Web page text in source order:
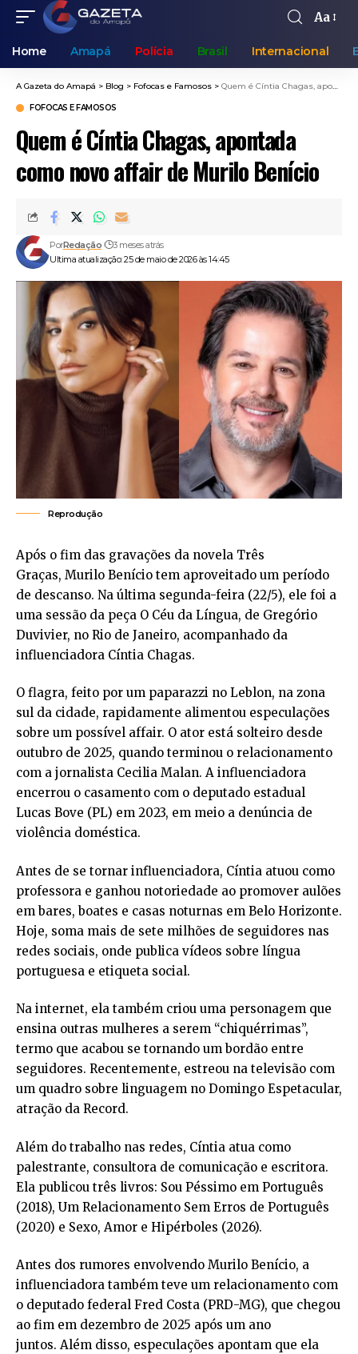
Aa
Home Amapá Polícia Brasil Internacional
A Gazeta do Amapá > Blog > Fofocas e Famosos > Quem é Cíntia Chagas, apontada como novo affair de Murilo Benício
FOFOCAS E FAMOSOS
Quem é Cíntia Chagas, apontada
como novo affair de Murilo Benício
Ultima atualização: 25 de maio de 2026 às 14:45
PorRedação 3 meses atrás
Reprodução
Após o fim das gravações da novela Três
Graças, Murilo Benício tem aproveitado um período
de descanso. Na última segunda-feira (22/5), ele foi a
uma sessão da peça O Céu da Língua, de Gregório
Duvivier, no Rio de Janeiro, acompanhado da
influenciadora Cíntia Chagas.
O flagra, feito por um paparazzi no Leblon, na zona
sul da cidade, rapidamente alimentou especulações
sobre um possível affair. O ator está solteiro desde
outubro de 2025, quando terminou o relacionamento
com a jornalista Cecilia Malan. A influenciadora
encerrou o casamento com o deputado estadual
Lucas Bove (PL) em 2023, em meio a denúncia de
violência doméstica.
Antes de se tornar influenciadora, Cíntia atuou como
professora e ganhou notoriedade ao promover aulões
em bares, boates e casas noturnas em Belo Horizonte.
Hoje, soma mais de sete milhões de seguidores nas
redes sociais, onde publica vídeos sobre língua
portuguesa e etiqueta social.
Na internet, ela também criou uma personagem que
ensina outras mulheres a serem “chiquérrimas”,
termo que acabou se tornando um bordão entre
seguidores. Recentemente, estreou na televisão com
um quadro sobre linguagem no Domingo Espetacular,
atração da Record.
Além do trabalho nas redes, Cíntia atua como
palestrante, consultora de comunicação e escritora.
Ela publicou três livros: Sou Péssimo em Português
(2018), Um Relacionamento Sem Erros de Português
(2020) e Sexo, Amor e Hipérboles (2026).
Antes dos rumores envolvendo Murilo Benício, a
influenciadora também teve um relacionamento com
o deputado federal Fred Costa (PRD-MG), que chegou
ao fim em dezembro de 2025 após um ano
juntos. Além disso, especulações apontam que ela